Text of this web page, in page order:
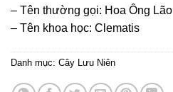
– Tên thường gọi: Hoa Ông Lão
– Tên khoa học: Clematis
Danh mục: Cây Lưu Niên